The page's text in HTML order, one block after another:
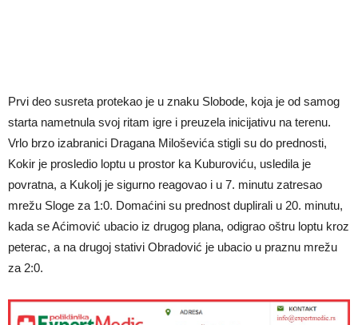
Prvi deo susreta protekao je u znaku Slobode, koja je od samog
starta nametnula svoj ritam igre i preuzela inicijativu na terenu.
Vrlo brzo izabranici Dragana Miloševića stigli su do prednosti,
Kokir je prosledio loptu u prostor ka Kuburoviću, usledila je
povratna, a Kukolj je sigurno reagovao i u 7. minutu zatresao
mrežu Sloge za 1:0. Domaćini su prednost duplirali u 20. minutu,
kada se Aćimović ubacio iz drugog plana, odigrao oštru loptu kroz
peterac, a na drugoj stativi Obradović je ubacio u praznu mrežu
za 2:0.